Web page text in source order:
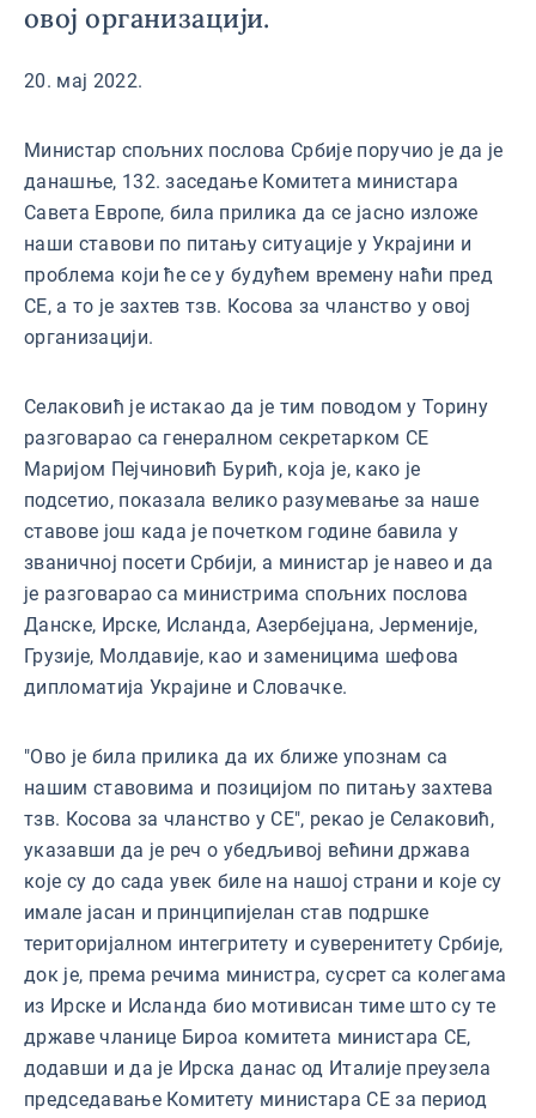
овој организацији.
20. мај 2022.
Министар спољних послова Србије поручио је да је
данашње, 132. заседање Комитета министара
Савета Европе, била прилика да се јасно изложе
наши ставови по питању ситуације у Украјини и
проблема који ће се у будућем времену наћи пред
СЕ, а то је захтев тзв. Косова за чланство у овој
организацији.
Селаковић је истакао да је тим поводом у Торину
разговарао са генералном секретарком СЕ
Маријом Пејчиновић Бурић, која је, како је
подсетио, показала велико разумевање за наше
ставове још када је почетком године бавила у
званичној посети Србији, а министар је навео и да
је разговарао са министрима спољних послова
Данске, Ирске, Исланда, Азербејџана, Јерменије,
Грузије, Молдавије, као и заменицима шефова
дипломатија Украјине и Словачке.
"Ово је била прилика да их ближе упознам са
нашим ставовима и позицијом по питању захтева
тзв. Косова за чланство у СЕ", рекао је Селаковић,
указавши да је реч о убедљивој већини држава
које су до сада увек биле на нашој страни и које су
имале јасан и принципијелан став подршке
територијалном интегритету и суверенитету Србије,
док је, према речима министра, сусрет са колегама
из Ирске и Исланда био мотивисан тиме што су те
државе чланице Бироа комитета министара СЕ,
додавши и да је Ирска данас од Италије преузела
председавање Комитету министара СЕ за период